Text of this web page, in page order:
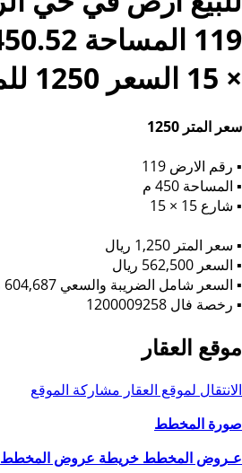
× 15 السعر 1250 للمتر
سعر المتر 1250
▪︎ رقم الارض 119
▪︎ المساحة 450 م
▪︎ شارع 15 × 15
▪︎ سعر المتر 1,250 ريال
▪︎ السعر 562,500 ريال
▪︎ السعر شامل الضريبة والسعي 604,687 ريال
▪︎ رخصة فال 1200009258
موقع العقار
الانتقال لموقع العقار مشاركة الموقع
صورة المخطط
عـروض المخطط خريطة عروض المخطط